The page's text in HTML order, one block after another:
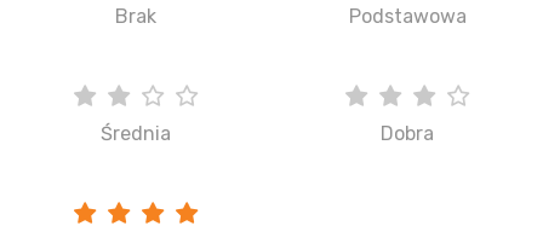
Brak Podstawowa
Średnia Dobra